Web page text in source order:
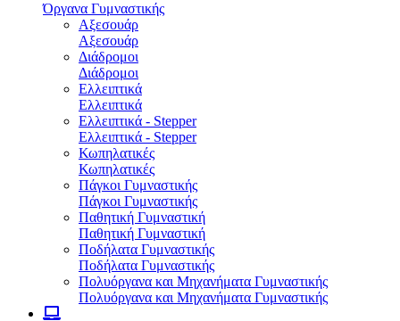
Όργανα Γυμναστικής
Αξεσουάρ
Αξεσουάρ
Διάδρομοι
Διάδρομοι
Ελλειπτικά
Ελλειπτικά
Ελλειπτικά - Stepper
Ελλειπτικά - Stepper
Κωπηλατικές
Κωπηλατικές
Πάγκοι Γυμναστικής
Πάγκοι Γυμναστικής
Παθητική Γυμναστική
Παθητική Γυμναστική
Ποδήλατα Γυμναστικής
Ποδήλατα Γυμναστικής
Πολυόργανα και Μηχανήματα Γυμναστικής
Πολυόργανα και Μηχανήματα Γυμναστικής